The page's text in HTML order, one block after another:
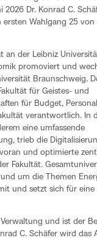
2026 Dr. Konrad C.
Wahlgang 25 von
an der Leibniz
promoviert und
Braunschweig.
für Geistes- und
für Budget,
verantwortlich. In
eine umfassende
trieb die
und optimierte
Fakultät.
um die Themen
und setzt sich für
und ist der
C. Schäfer wird das